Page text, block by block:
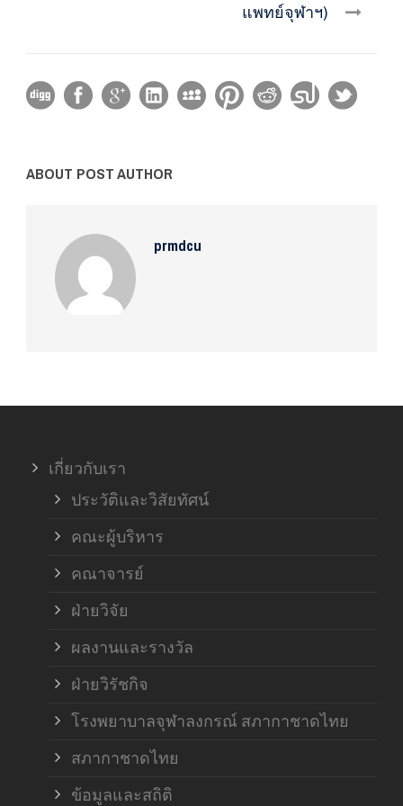
แพทย์จุฬาฯ)
ABOUT POST AUTHOR
prmdcu
เกี่ยวกับเรา
ประวัติและวิสัยทัศน์
คณะผู้บริหาร
คณาจารย์
ฝ่ายวิจัย
ผลงานและรางวัล
ฝ่ายวิรัชกิจ
โรงพยาบาลจุฬาลงกรณ์ สภากาชาดไทย
สภากาชาดไทย
ข้อมูลและสถิติ